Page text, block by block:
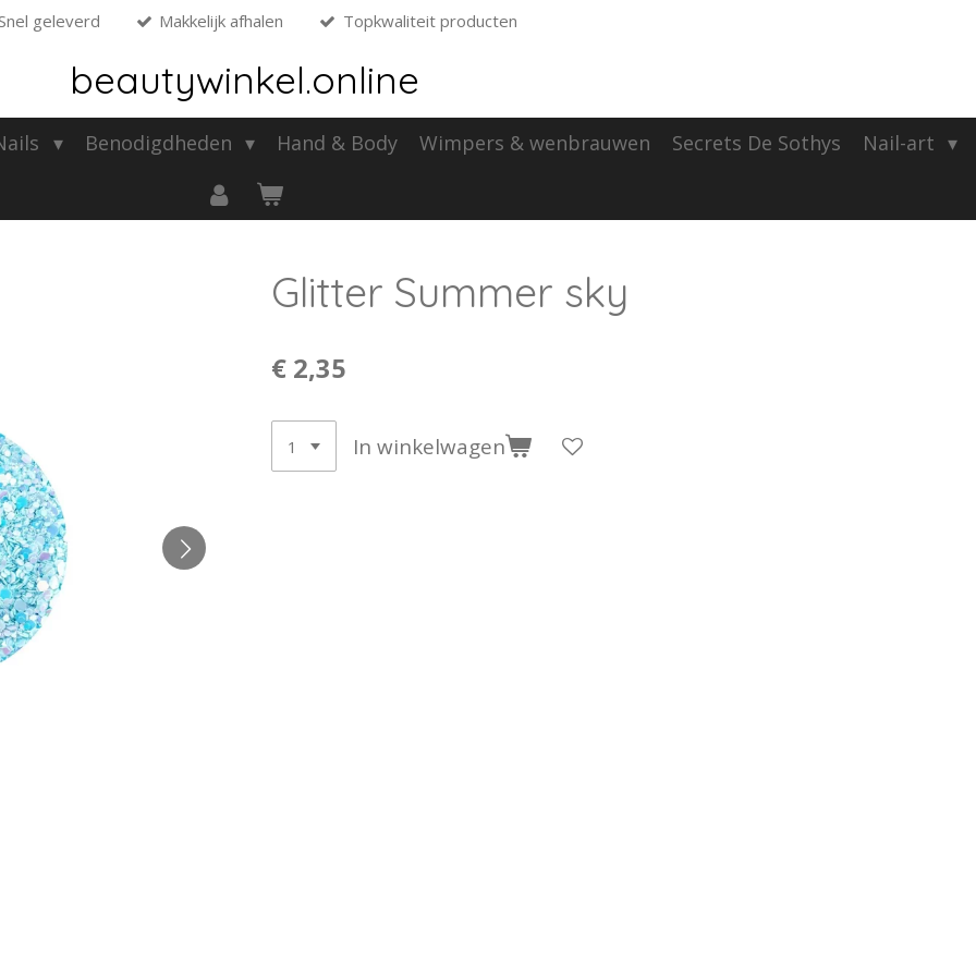
geleverd Makkelijk afhalen Topkwaliteit producten
beautywinkel.online
Benodigdheden Hand & Body Wimpers & wenbrauwen Secrets De Sothys Nail-art
Glitter Summer sky
€ 2,35
In winkelwagen